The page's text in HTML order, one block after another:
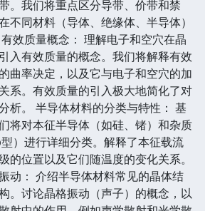
。我们将重点区分导带、价带和禁
不同材料（导体、绝缘体、半导体）
效质量概念： 理解电子和空穴在晶
入有效质量的概念。我们将解释有效
曲率决定，以及它与电子和空穴的加
系。有效质量的引入极大地简化了对
析。 半导体材料的分类与特性： 基
将对本征半导体（如硅、锗）和杂质
）进行详细分类。解释了本征载流
的位置以及它们随温度的变化关系。
动： 介绍半导体材料常见的晶体结
。讨论晶格振动（声子）的概念，以